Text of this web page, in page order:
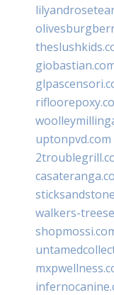
uptonpvd.com
walkers-